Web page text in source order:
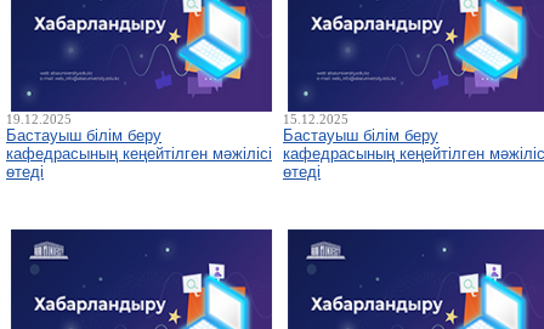
19.12.2025
Бастауыш білім беру
кафедрасының кеңейтілген мәжілісі
өтеді
15.12.2025
Бастауыш білім беру
кафедрасының кеңейтілген
өтеді